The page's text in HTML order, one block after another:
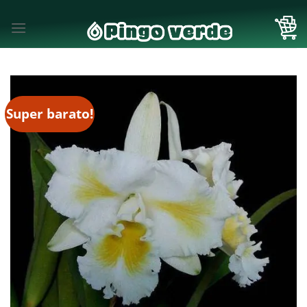
Super barato!